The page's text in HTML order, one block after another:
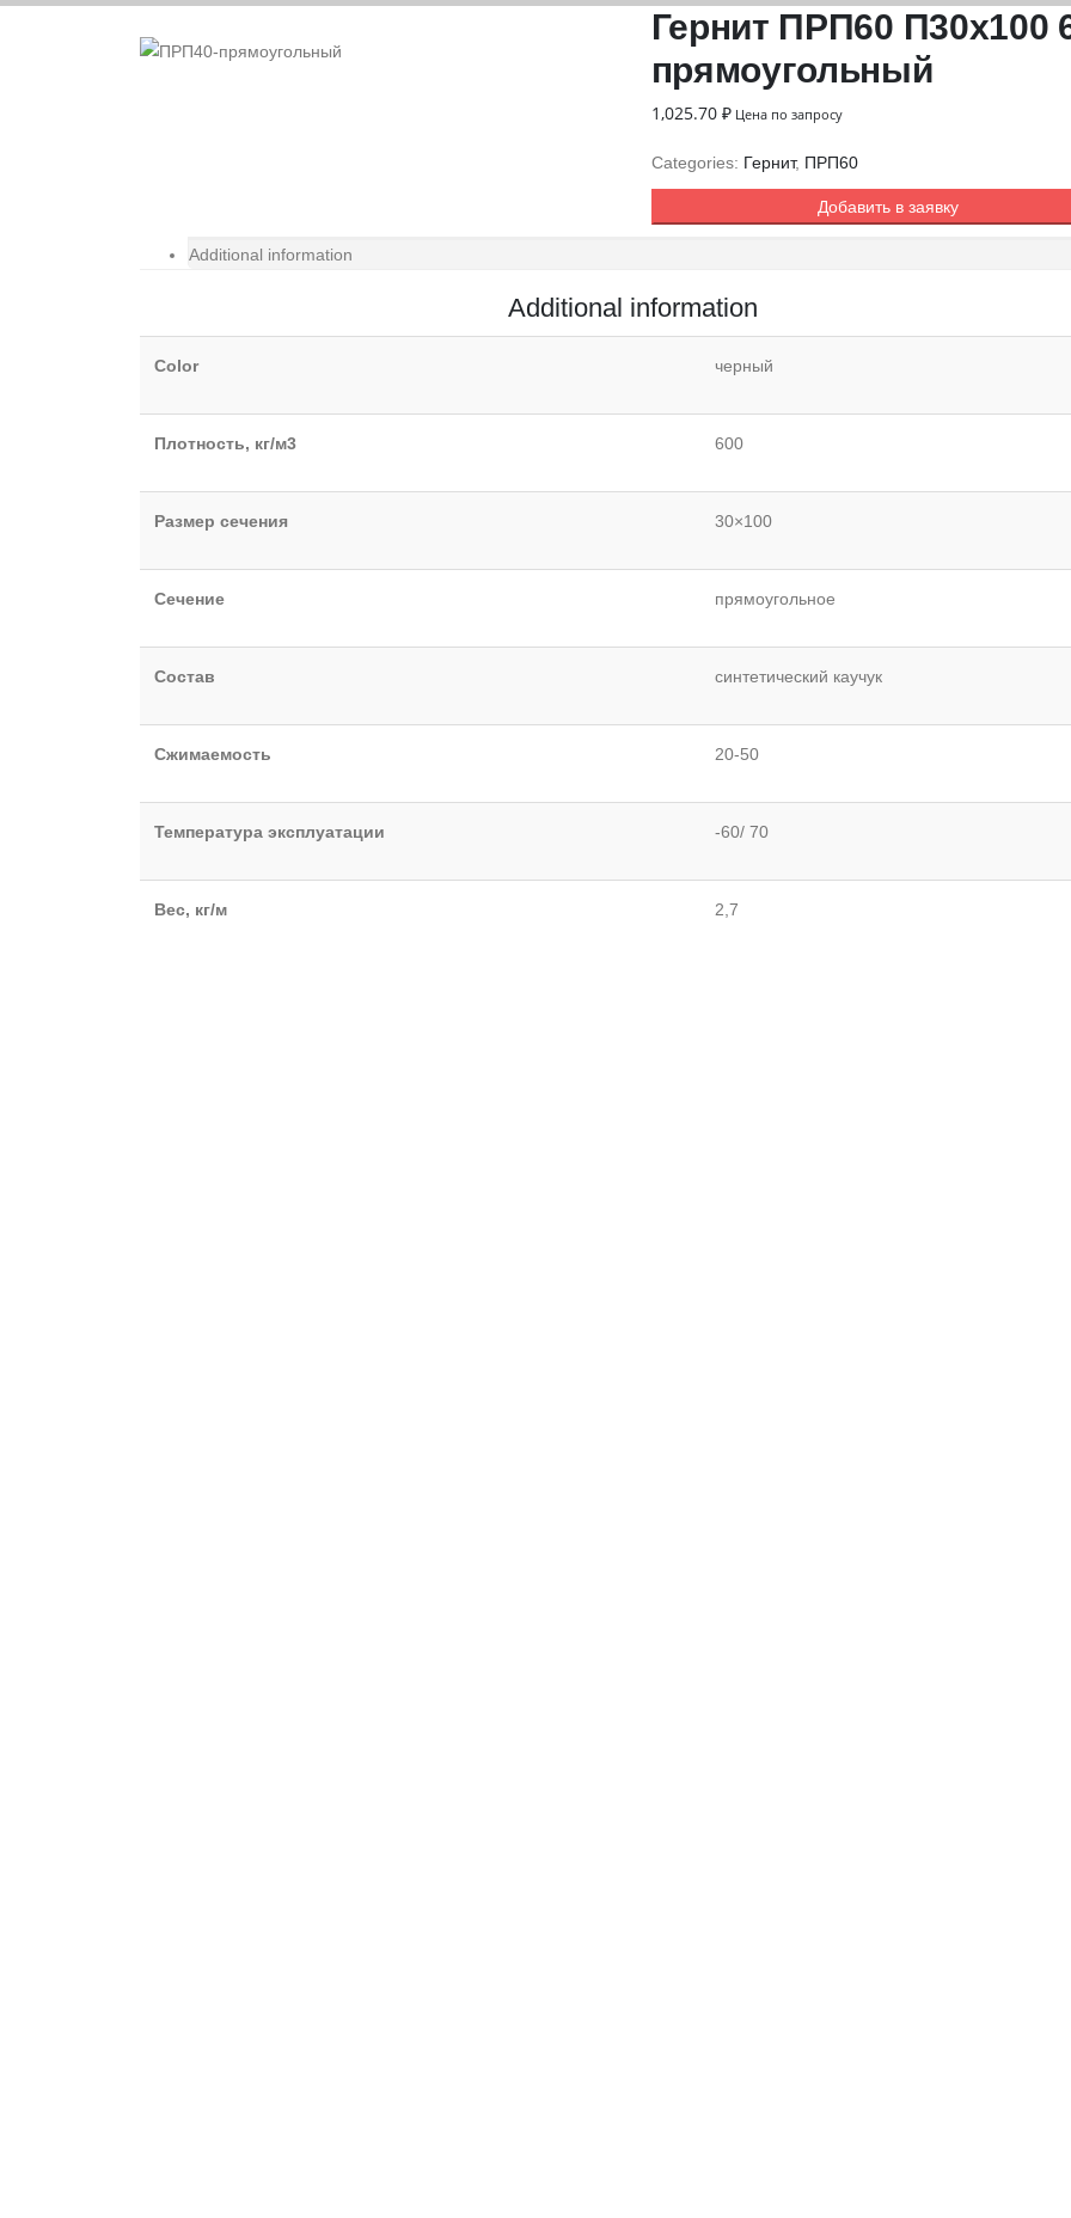
Гернит ПРП60 П30х100
прямоугольный
1,025.70 ₽Цена по запросу
Categories: Гернит, ПРП60
Добавить в заявку
Additional information
Additional information
Color черный
Плотность, кг/м3 600
Размер сечения 30×100
Сечение прямоугольное
Состав синтетический каучук
Сжимаемость 20-50
Температура эксплуатации -60/ 70
Вес, кг/м 2,7